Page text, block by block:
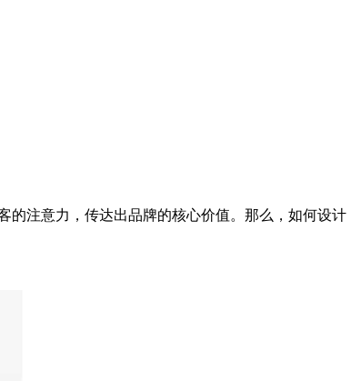
的注意力，传达出品牌的核心价值。那么，如何设计